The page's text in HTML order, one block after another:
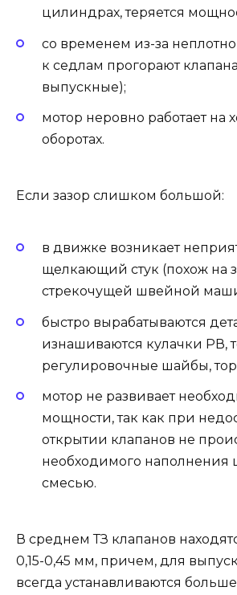
цилиндрах, теряется
со временем из-за
к седлам прогорают
выпускные);
мотор неровно работает на
оборотах.
Если зазор слишком большой:
в движке возникает
щелкающий стук (похож на
стрекочущей швейной
быстро вырабатываются
изнашиваются кулачки РВ,
регулировочные шайбы,
мотор не развивает
мощности, так как при
открытии клапанов не
необходимого наполнения
смесью.
В среднем ТЗ клапанов
0,15-0,45 мм, причем, для
всегда устанавливаются